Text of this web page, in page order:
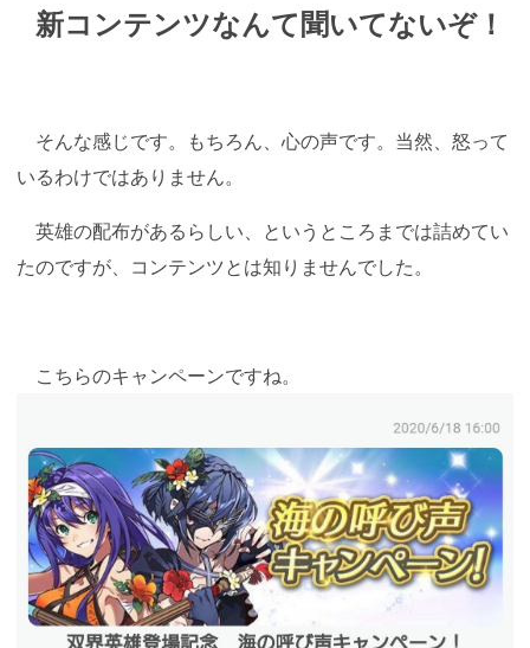
新コンテンツなんて聞いてないぞ！
そんな感じです。もちろん、心の声です。当然、怒って
いるわけではありません。
英雄の配布があるらしい、というところまでは詰めてい
たのですが、コンテンツとは知りませんでした。
こちらのキャンペーンですね。